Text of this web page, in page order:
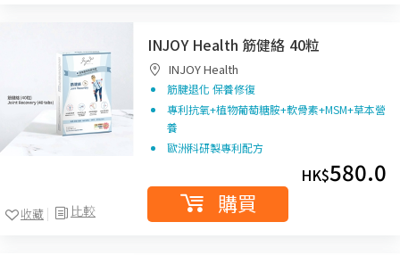
比較
收藏
INJOY Health 筋健絡 40粒
INJOY Health
筋腱退化 保養修復
專利抗氧+植物葡萄糖胺+軟骨素+MSM+草本營
養
歐洲科研製專利配方
HK$580.0
購買